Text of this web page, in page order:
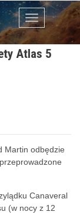
Menu
Atlas 5
Martin odbędzie
Canaveral
(w nocy z 12